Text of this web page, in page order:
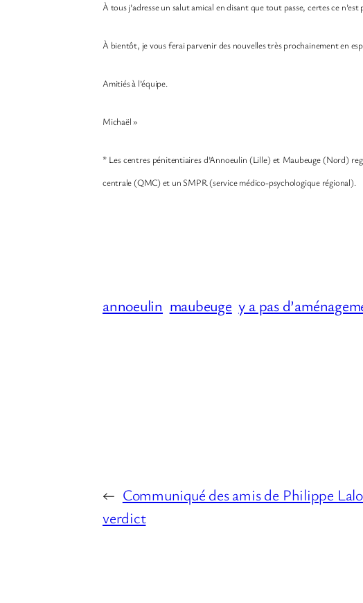
À tous j’adresse un salut amical en disant que tout passe, certes ce
À bientôt, je vous ferai parvenir des nouvelles très prochainement en
Amitiés à l’équipe.
Michaël »
* Les centres pénitentiaires d’Annoeulin (Lille) et Maubeuge (Nord)
centrale (QMC) et un SMPR (service médico-psychologique régional).
annoeulin maubeuge y a pas
← Communiqué des amis de Philippe
verdict